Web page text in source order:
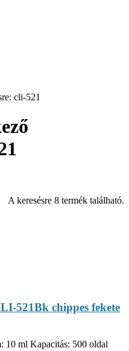
cli-521
A keresésre 8 termék található.
521Bk chippes fekete
10 ml Kapacitás: 500 oldal